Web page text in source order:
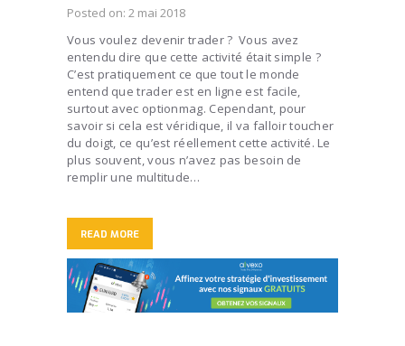
Posted on: 2 mai 2018
Vous voulez devenir trader ? Vous avez
entendu dire que cette activité était simple ?
C’est pratiquement ce que tout le monde
entend que trader est en ligne est facile,
surtout avec optionmag. Cependant, pour
savoir si cela est véridique, il va falloir toucher
du doigt, ce qu’est réellement cette activité. Le
plus souvent, vous n’avez pas besoin de
remplir une multitude…
READ MORE